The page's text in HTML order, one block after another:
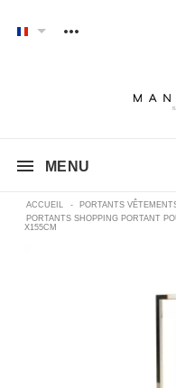
MENU
ACCUEIL - PORTANTS
PORTANTS SHOPPING PORTANT
X155CM